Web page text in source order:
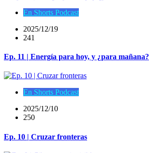
En Shorts Podcast
2025/12/19
241
Ep. 11 | Energía para hoy, y ¿para mañana?
En Shorts Podcast
2025/12/10
250
Ep. 10 | Cruzar fronteras